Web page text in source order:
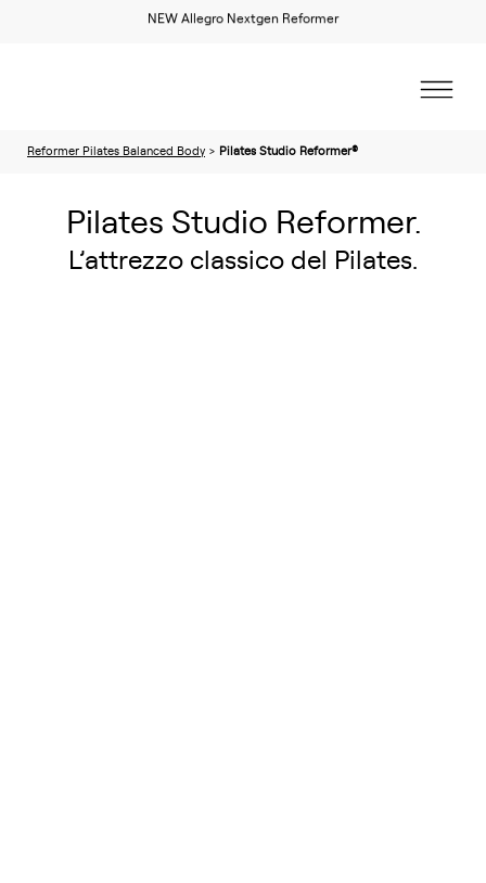
Calendario formazione 2026/2027
Reformer Pilates Balanced Body > Pilates Studio Reformer®
Pilates Studio Reformer.
L’attrezzo classico del Pilates.